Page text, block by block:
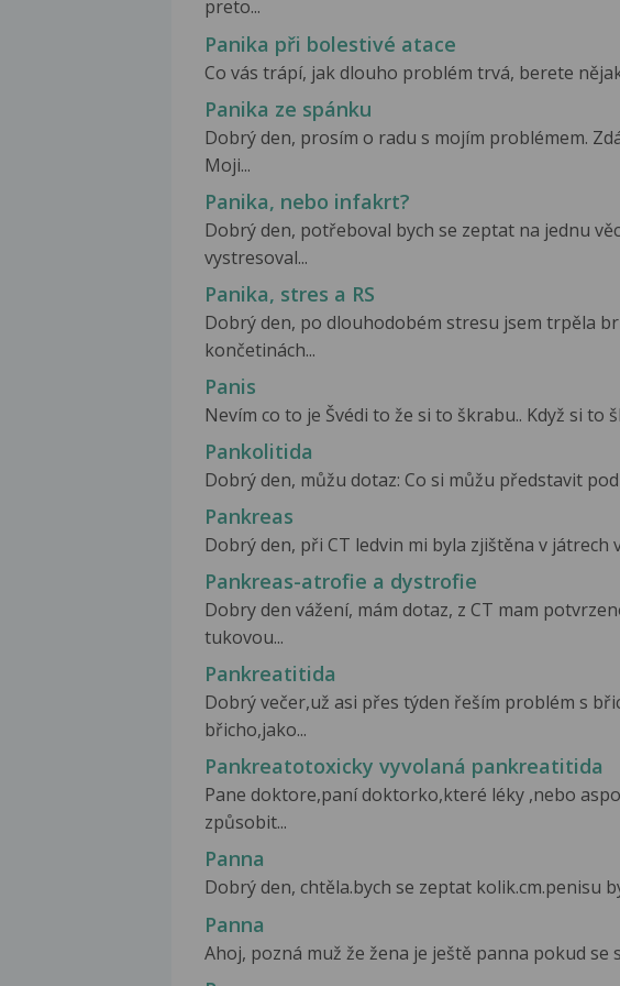
preto...
Panika při bolestivé atace
Co vás trápí, jak dlouho problém trvá, berete
Panika ze spánku
Dobrý den, prosím o radu s mojím problémem.
Moji...
Panika, nebo infakrt?
Dobrý den, potřeboval bych se zeptat na jednu
vystresoval...
Panika, stres a RS
Dobrý den, po dlouhodobém stresu jsem trpěla
končetinách...
Panis
Nevím co to je Švédi to že si to škrabu.. Když si to
Pankolitida
Dobrý den, můžu dotaz: Co si můžu představit
Pankreas
Dobrý den, při CT ledvin mi byla zjištěna v játrech
Pankreas-atrofie a dystrofie
Dobry den vážení, mám dotaz, z CT mam
tukovou...
Pankreatitida
Dobrý večer,už asi přes týden řeším problém s
břicho,jako...
Pankreatotoxicky vyvolaná pankreatitida
Pane doktore,paní doktorko,které léky ,nebo
způsobit...
Panna
Dobrý den, chtěla.bych se zeptat kolik.cm.penisu
Panna
Ahoj, pozná muž že žena je ještě panna pokud se